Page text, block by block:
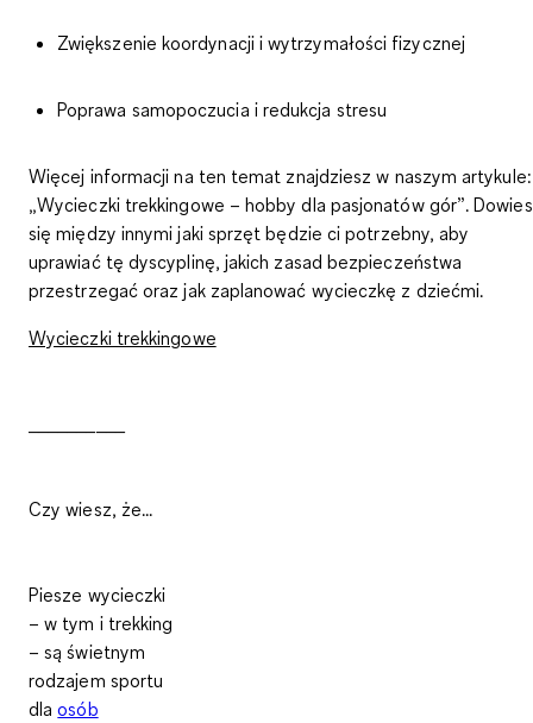
Zwiększenie koordynacji i wytrzymałości fizycznej
Poprawa samopoczucia i redukcja stresu
Więcej informacji na ten temat znajdziesz w naszym artykule:
„Wycieczki trekkingowe – hobby dla pasjonatów gór”.
się między innymi jaki sprzęt będzie ci potrzebny, aby
uprawiać tę dyscyplinę, jakich zasad bezpieczeństwa
przestrzegać oraz jak zaplanować wycieczkę z dziećmi.
Wycieczki trekkingowe
Czy wiesz, że...
Piesze wycieczki
– w tym i trekking
– są świetnym
rodzajem sportu
dlaosób